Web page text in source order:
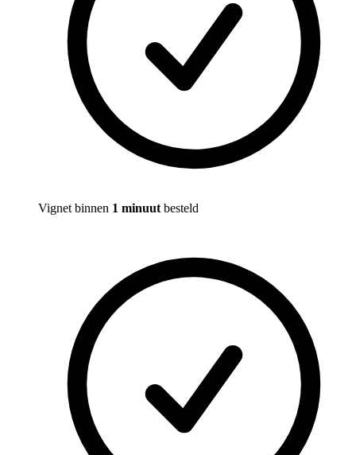
Vignet binnen 1 minuut besteld